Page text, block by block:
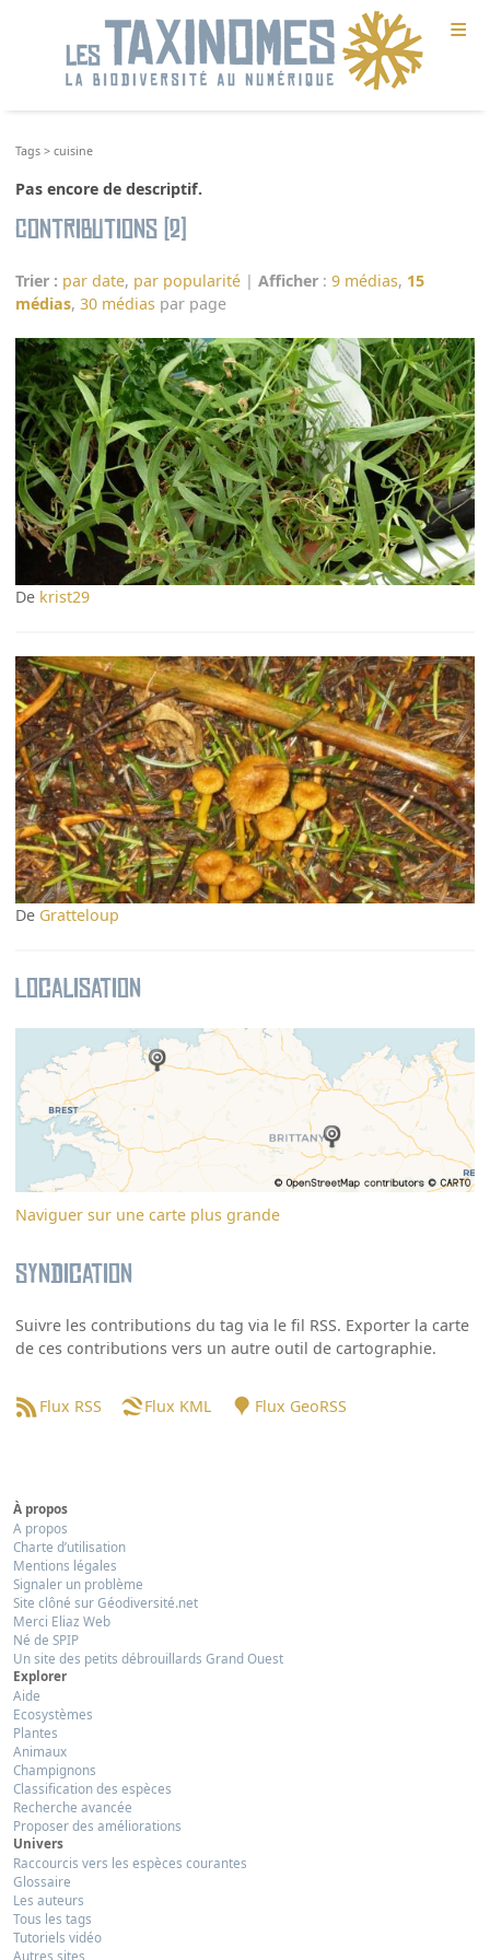
≡
Tags >cuisine
Pas encore de descriptif.
Contributions (2)
Trier : par date, par popularité |Afficher :9 médias, 15
médias,30 médias par page
De krist29
De Gratteloup
Localisation
Naviguer sur une carte plus grande
Syndication
Suivre les contributions du tag via le fil RSS. Exporter la carte
de ces contributions vers un autre outil de cartographie.
Flux RSS Flux KML Flux GeoRSS
À propos
A propos
Charte d’utilisation
Mentions légales
Signaler un problème
Site clôné sur Géodiversité.net
Merci Eliaz Web
Né de SPIP
Un site des petits débrouillards Grand Ouest
Explorer
Aide
Ecosystèmes
Plantes
Animaux
Champignons
Classification des espèces
Recherche avancée
Proposer des améliorations
Univers
Raccourcis vers les espèces courantes
Glossaire
Les auteurs
Tous les tags
Tutoriels vidéo
Autres sites